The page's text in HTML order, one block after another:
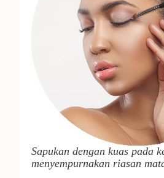
Sapukan dengan kuas pada
menyempurnakan riasan